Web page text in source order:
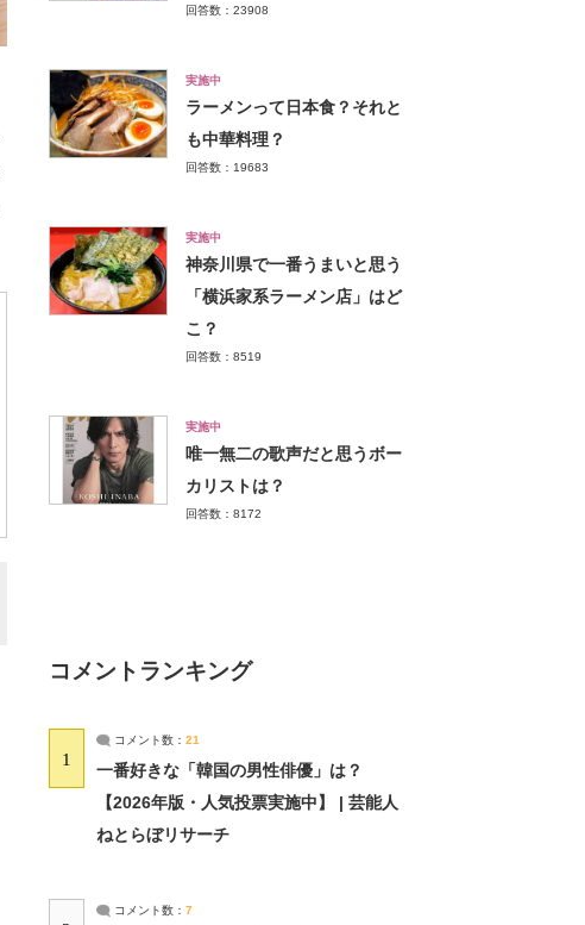
回答数：23908
実施中
ラーメンって日本食？それと
も中華料理？
回答数：19683
実施中
神奈川県で一番うまいと思う
「横浜家系ラーメン店」はど
こ？
回答数：8519
実施中
唯一無二の歌声だと思うボー
カリストは？
回答数：8172
コメントランキング
1
コメント数： 21
一番好きな「韓国の男性俳優」は？
【2026年版・人気投票実施中】 | 芸能人
ねとらぼリサーチ
コメント数： 7